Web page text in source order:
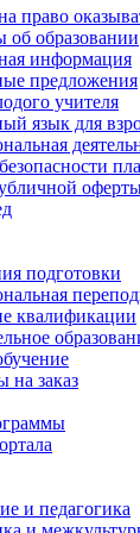
право
об образовании
информация
предложения
учителя
язык для
подготовки
квалификации
на заказ
и педагогика